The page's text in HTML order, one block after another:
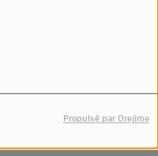
Propulsé par Orejime